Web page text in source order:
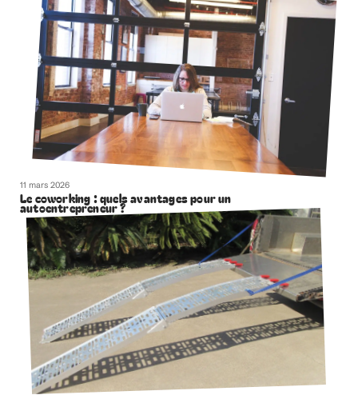
11 mars 2026
Le coworking : quels avantages pour un
autoentrepreneur ?